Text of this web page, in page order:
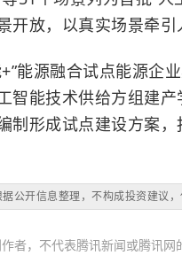
开放，以真实场景牵引
能源融合试点能源企
智能技术供给方组建
制形成试点建设方案
公开信息整理，不构成投资建议，
者，不代表腾讯新闻或腾讯网